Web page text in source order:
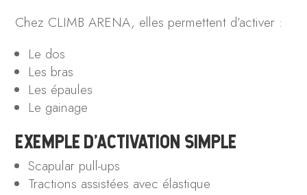
Chez CLIMB ARENA, elles permettent d’activer :
Le dos
Les bras
Les épaules
Le gainage
EXEMPLE D’ACTIVATION SIMPLE
Scapular pull-ups
Tractions assistées avec élastique